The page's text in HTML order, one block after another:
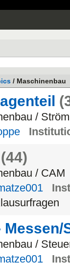
/ Maschinenbau
/
(44)
/ CAM
/